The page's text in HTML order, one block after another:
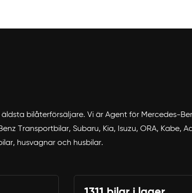
äldsta bilåterförsäljare. Vi är Agent för Mercedes-
Transportbilar, Subaru, Kia, Isuzu, ORA, Kabe,
husvagnar och husbilar.